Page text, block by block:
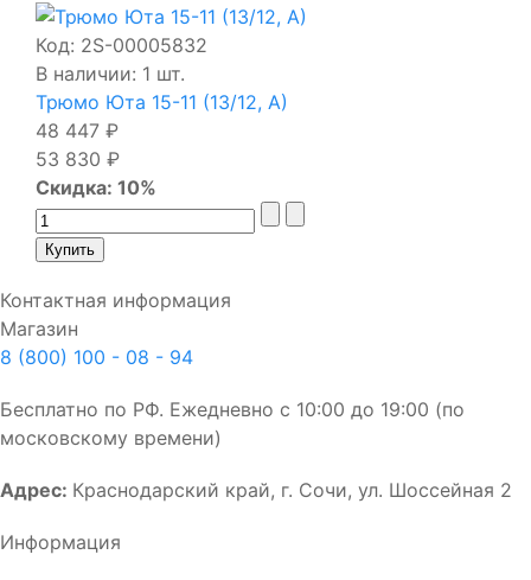
Код: 2S-00005832
В наличии: 1 шт.
Трюмо Юта 15-11 (13/12, А)
48 447 ₽
53 830 ₽
Скидка: 10%
Контактная информация
Магазин
8 (800) 100 - 08 - 94
Бесплатно по РФ. Ежедневно с 10:00 до 19:00 (по
московскому времени)
Адрес: Краснодарский край, г. Сочи, ул. Шоссейная 2
Информация